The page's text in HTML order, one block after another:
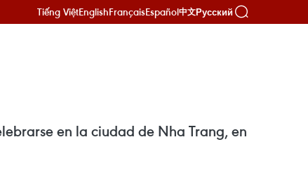
Tiếng ViệtEnglishFrançaisEspañol中文Русский
en la ciudad de Nha Trang, en